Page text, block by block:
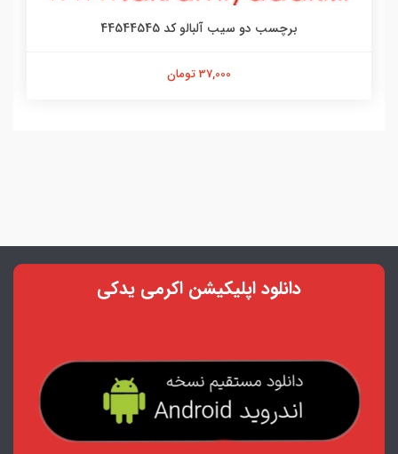
برچسب دو سیب آلبالو کد 44544545
37,000 تومان
دانلود اپلیکیشن اکرمی یدکی